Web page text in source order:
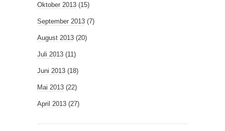
Oktober 2013 (15)
September 2013 (7)
August 2013 (20)
Juli 2013 (11)
Juni 2013 (18)
Mai 2013 (22)
April 2013 (27)